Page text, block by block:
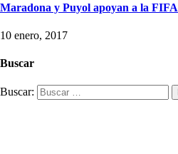
Maradona y Puyol apoyan a la FIFA
10 enero, 2017
Buscar
Buscar: